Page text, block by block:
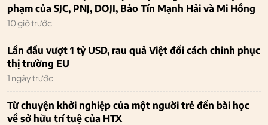
phạm của SJC, PNJ, DOJI, Bảo Tín Mạnh Hải và Mi Hồng
10 giờ trước
Lần đầu vượt 1 tỷ USD, rau quả Việt đổi cách chinh phục
thị trường EU
1 ngày trước
Từ chuyện khởi nghiệp của một người trẻ đến bài học
về sở hữu trí tuệ của HTX